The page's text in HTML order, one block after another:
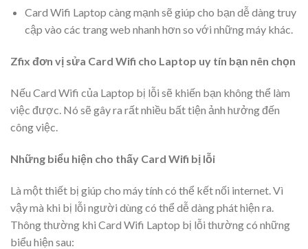
Card Wifi Laptop càng mạnh sẽ giúp cho bạn dễ dàng truy
cập vào các trang web nhanh hơn so với những máy khác.
Zfix đơn vị sửa Card Wifi cho Laptop uy tín bạn nên chọn
Nếu Card Wifi của Laptop bị lỗi sẽ khiến bạn không thể làm
việc được. Nó sẽ gây ra rất nhiều bất tiện ảnh hưởng đến
công việc.
Những biểu hiện cho thấy Card Wifi bị lỗi
Là một thiết bị giúp cho máy tính có thể kết nối internet. Vì
vậy mà khi bị lỗi người dùng có thể dễ dàng phát hiện ra.
Thông thường khi Card Wifi Laptop bị lỗi thường có những
biểu hiện sau: